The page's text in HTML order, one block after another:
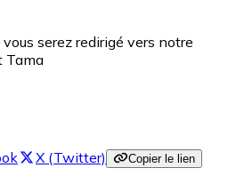
serez redirigé vers notre
Tama
X (Twitter) Copier le lien